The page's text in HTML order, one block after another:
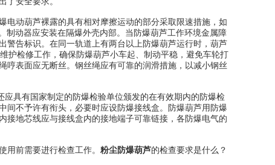
动葫芦裸露的具有相对摩擦运动的部分采取限速措施，如
动器应安装在隔爆外壳内部。当防爆葫芦工作环境金属障
警告标识。在同一轨道上有两台以上防爆葫芦运行时，葫芦
护检修工作，确保防爆葫芦小车起、制动平稳，避免车轮打
哼表面应无断丝。钢丝绳应有可靠的润滑措施，以减小钢丝
具有国家制定的防爆检验单位颁发的在有效期内的防爆检
间不予许有衔头，必要时应设防爆接线盒。防爆葫芦用防爆
接地芯线应与接线盒内的接地端子可靠链接，各防爆电气的
前需要进行检查工作。 粉尘防爆葫芦的检查要求是什么？